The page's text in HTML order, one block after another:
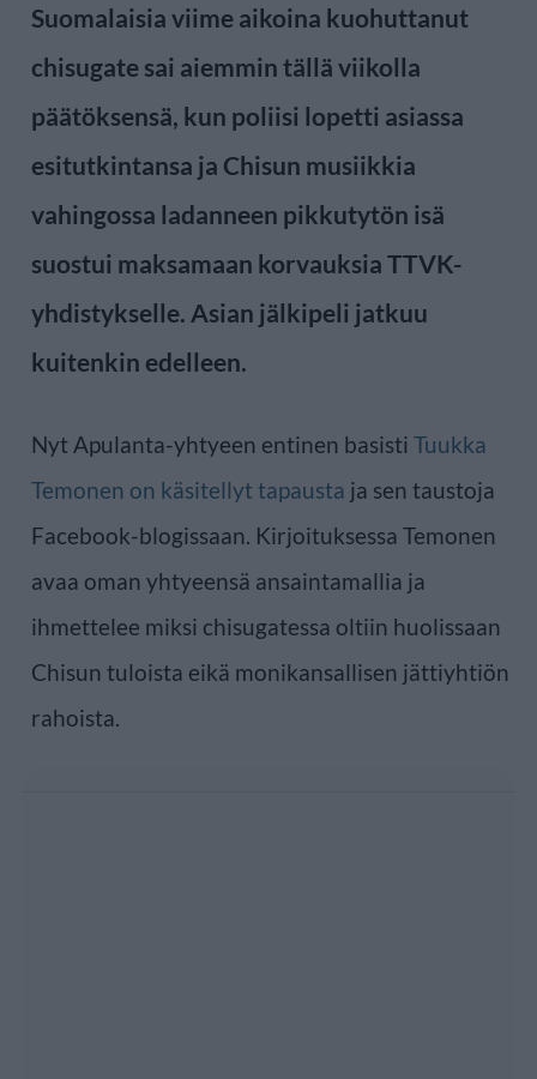
Suomalaisia viime aikoina kuohuttanut
chisugate sai aiemmin tällä viikolla
päätöksensä, kun poliisi lopetti asiassa
esitutkintansa ja Chisun musiikkia
vahingossa ladanneen pikkutytön isä
suostui maksamaan korvauksia TTVK-
yhdistykselle. Asian jälkipeli jatkuu
kuitenkin edelleen.
Nyt Apulanta-yhtyeen entinen basisti Tuukka
Temonen on käsitellyt tapausta ja sen taustoja
Facebook-blogissaan. Kirjoituksessa Temonen
avaa oman yhtyeensä ansaintamallia ja
ihmettelee miksi chisugatessa oltiin huolissaan
Chisun tuloista eikä monikansallisen jättiyhtiön
rahoista.